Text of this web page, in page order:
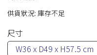
供貨狀況: 庫存不足
尺寸
W36 x D49 x H57.5 cm